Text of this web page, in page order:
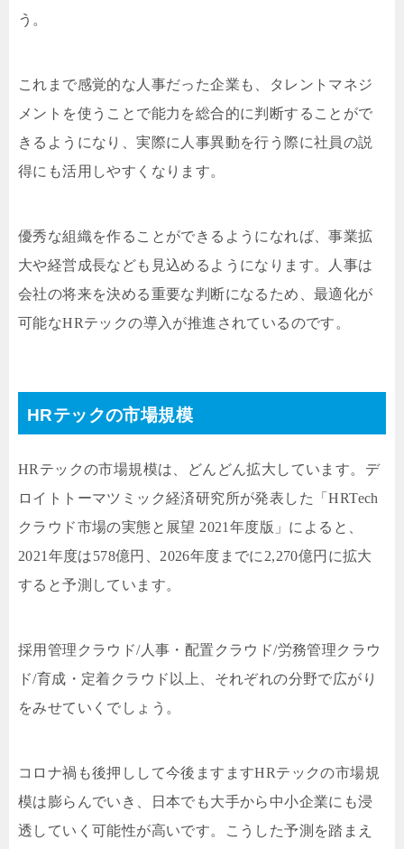
う。
これまで感覚的な人事だった企業も、タレントマネジ
メントを使うことで能力を総合的に判断することがで
きるようになり、実際に人事異動を行う際に社員の説
得にも活用しやすくなります。
優秀な組織を作ることができるようになれば、事業拡
大や経営成長なども見込めるようになります。人事は
会社の将来を決める重要な判断になるため、最適化が
可能なHRテックの導入が推進されているのです。
HRテックの市場規模
HRテックの市場規模は、どんどん拡大しています。デ
ロイトトーマツミック経済研究所が発表した「HRTech
クラウド市場の実態と展望 2021年度版」によると、
2021年度は578億円、2026年度までに2,270億円に拡大
すると予測しています。
採用管理クラウド/人事・配置クラウド/労務管理クラウ
ド/育成・定着クラウド以上、それぞれの分野で広がり
をみせていくでしょう。
コロナ禍も後押しして今後ますますHRテックの市場規
模は膨らんでいき、日本でも大手から中小企業にも浸
透していく可能性が高いです。こうした予測を踏まえ